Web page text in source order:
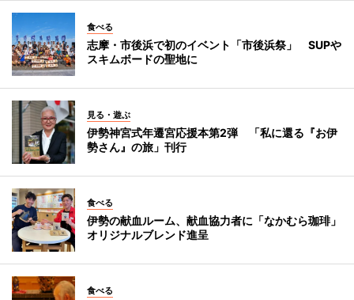
食べる
志摩・市後浜で初のイベント「市後浜祭」 SUPや
スキムボードの聖地に
見る・遊ぶ
伊勢神宮式年遷宮応援本第2弾 「私に還る『お伊
勢さん』の旅」刊行
食べる
伊勢の献血ルーム、献血協力者に「なかむら珈琲」
オリジナルブレンド進呈
食べる